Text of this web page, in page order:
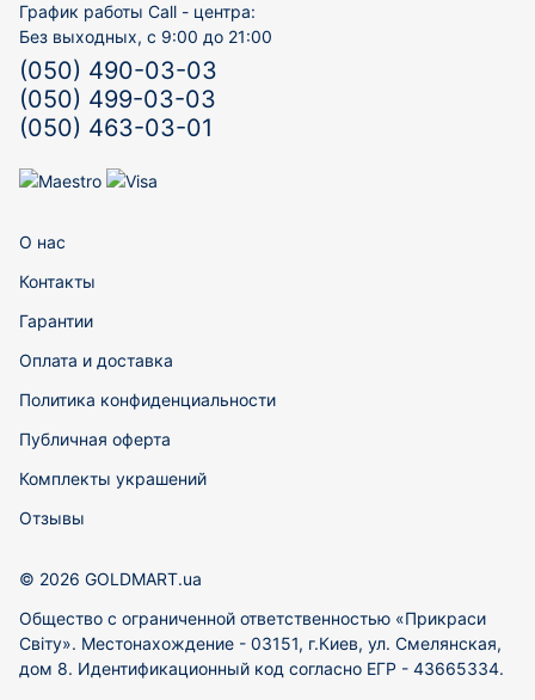
График работы Call - центра:
Без выходных, с 9:00 до 21:00
(050) 490-03-03
(050) 499-03-03
(050) 463-03-01
О нас
Контакты
Гарантии
Оплата и доставка
Политика конфиденциальности
Публичная оферта
Комплекты украшений
Отзывы
© 2026 GOLDMART.ua
Общество с ограниченной ответственностью «Прикраси
Світу». Местонахождение - 03151, г.Киев, ул. Смелянская,
дом 8. Идентификационный код согласно ЕГР - 43665334.